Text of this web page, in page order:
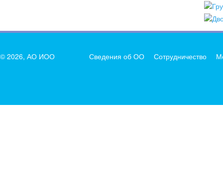
© 2026, АО ИОО Сведения об ОО Сотрудничество